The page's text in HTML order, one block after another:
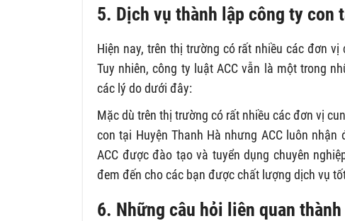
5. Dịch vụ thành lập công ty con
Hiện nay, trên thị trường có rất nhiều các đơn
Tuy nhiên, công ty luật ACC vẫn là một trong
các lý do dưới đây:
Mặc dù trên thị trường có rất nhiều các đơn vị
con tại Huyện Thanh Hà nhưng ACC luôn
ACC được đào tạo và tuyển dụng chuyên
đem đến cho các bạn được chất lượng dịch vụ
6. Những câu hỏi liên quan